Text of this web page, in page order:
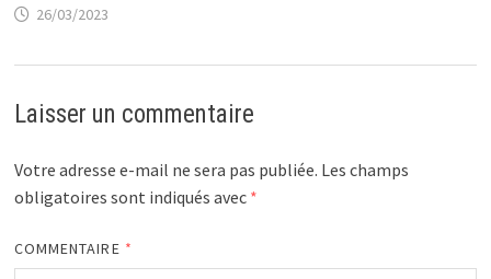
26/03/2023
Laisser un commentaire
Votre adresse e-mail ne sera pas publiée. Les champs
obligatoires sont indiqués avec *
COMMENTAIRE *